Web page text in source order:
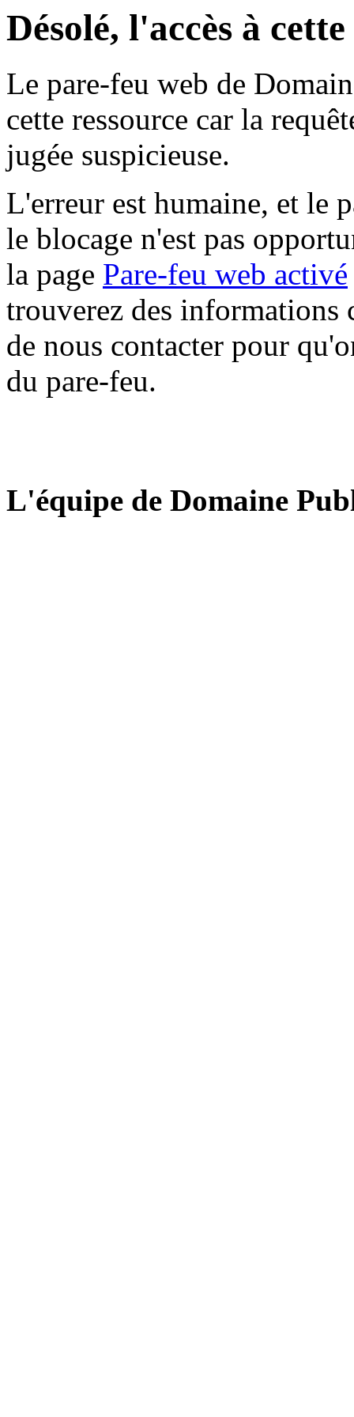
Désolé, l'accès à
Le pare-feu web de
cette ressource car la
jugée suspicieuse.
L'erreur est humaine, et le
le blocage n'est pas
la page Pare-feu web activé
trouverez des informations
de nous contacter pour
du pare-feu.
L'équipe de Domaine